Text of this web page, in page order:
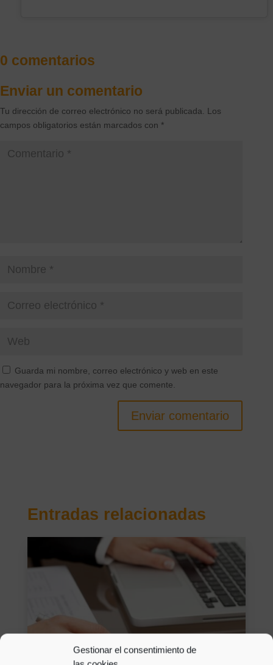
Gestionar el consentimiento de
0 comentarios
Enviar un comentario
Tu dirección de correo electrónico no será publicada.
Los
campos obligatorios están marcados con *
Guarda mi nombre, correo electrónico y web en este
navegador para la próxima vez que comente.
Enviar comentario
Entradas relacionadas